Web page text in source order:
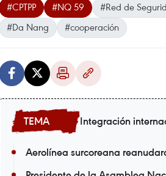
#CPTPP #NQ 59 #Red de
#Da Nang
#cooperación
Integración
Aerolínea surcoreana